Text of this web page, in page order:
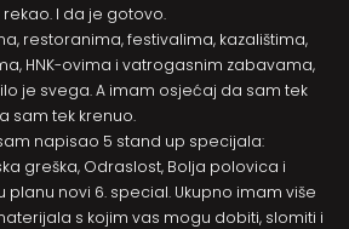
I da je gotovo.
restoranima, festivalima, kazalištima,
HNK-ovima i vatrogasnim zabavama,
je svega. A imam osjećaj da sam tek
sam tek krenuo.
napisao 5 stand up specijala:
greška, Odraslost, Bolja polovica i
planu novi 6. special. Ukupno imam više
s kojim vas mogu dobiti, slomiti i